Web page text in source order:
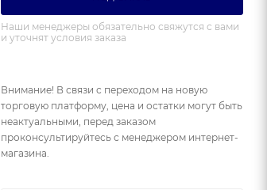
Наши менеджеры обязательно свяжутся с вами
и уточнят условия заказа
Внимание! В связи с переходом на новую
торговую платформу, цена и остатки могут быть
неактуальными, перед заказом
проконсультируйтесь с менеджером интернет-
магазина.